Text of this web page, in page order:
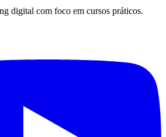
digital com foco em cursos práticos.